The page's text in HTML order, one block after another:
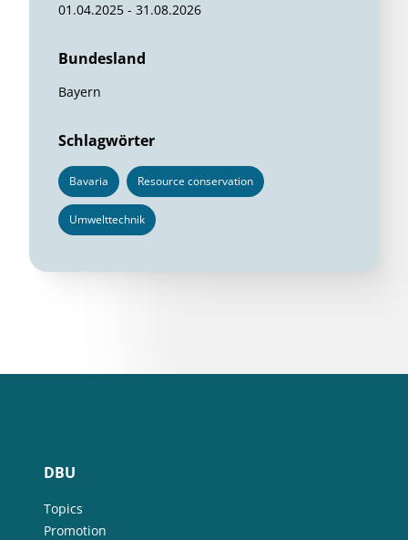
01.04.2025 - 31.08.2026
Bundesland
Bayern
Schlagwörter
Bavaria Resource conservation
Umwelttechnik
DBU
Topics
Promotion